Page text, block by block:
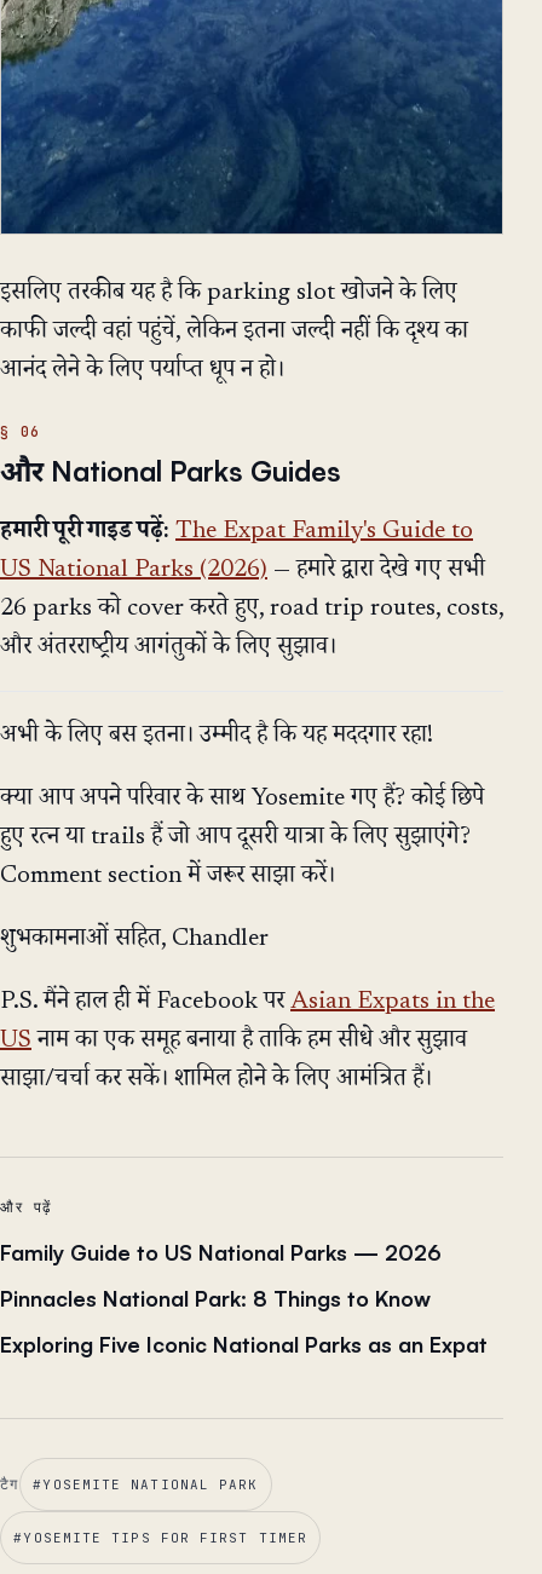
इसलिए तरकीब यह है कि parking slot खोजने के लिए
काफी जल्दी वहां पहुंचें, लेकिन इतना जल्दी नहीं कि दृश्य का
आनंद लेने के लिए पर्याप्त धूप न हो।
और National Parks Guides
हमारी पूरी गाइड पढ़ें: The Expat Family's Guide to
US National Parks (2026) — हमारे द्वारा देखे गए सभी
26 parks को cover करते हुए, road trip routes, costs,
और अंतरराष्ट्रीय आगंतुकों के लिए सुझाव।
अभी के लिए बस इतना। उम्मीद है कि यह मददगार रहा!
क्या आप अपने परिवार के साथ Yosemite गए हैं? कोई छिपे
हुए रत्न या trails हैं जो आप दूसरी यात्रा के लिए सुझाएंगे?
Comment section में जरूर साझा करें।
शुभकामनाओं सहित, Chandler
P.S. मैंने हाल ही में Facebook पर Asian Expats in the
US नाम का एक समूह बनाया है ताकि हम सीधे और सुझाव
साझा/चर्चा कर सकें। शामिल होने के लिए आमंत्रित हैं।
और पढ़ें
Family Guide to US National Parks — 2026
Pinnacles National Park: 8 Things to Know
Exploring Five Iconic National Parks as an Expat
टैग #YOSEMITE NATIONAL PARK
#YOSEMITE TIPS FOR FIRST TIMER